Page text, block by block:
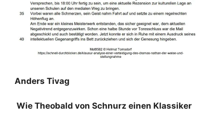
Anders Tivag
Wie Theobald von Schnurz einen Klassiker